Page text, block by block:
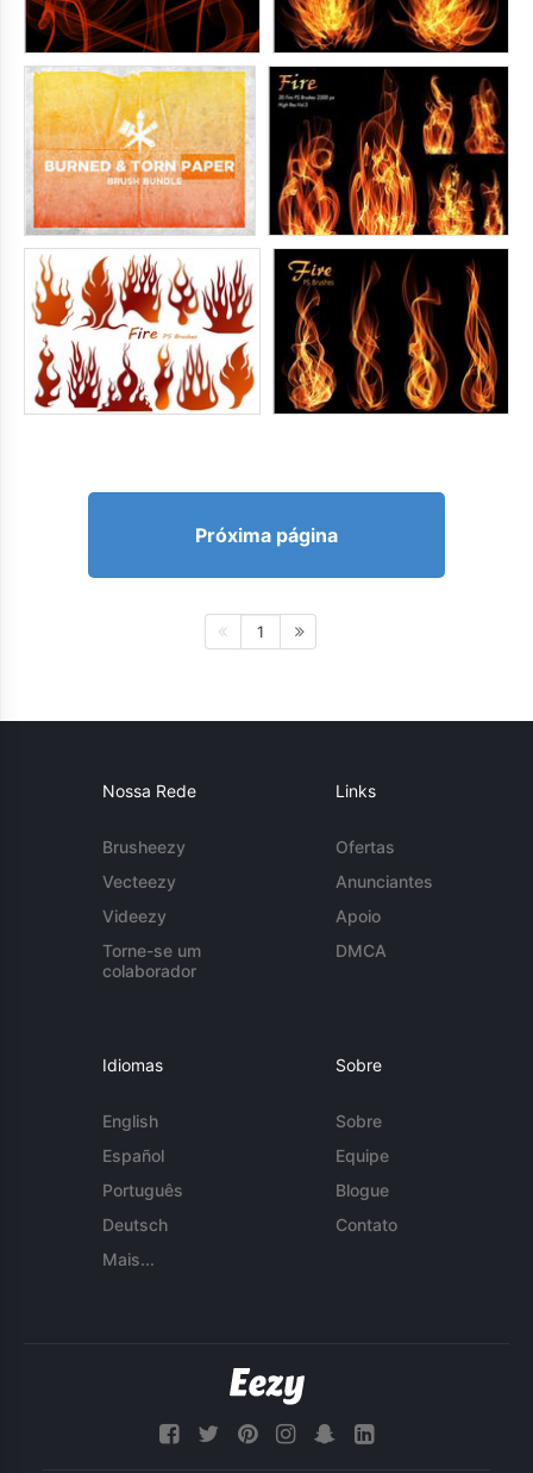
Próxima página
1
Nossa Rede
Brusheezy
Vecteezy
Videezy
Torne-se um
colaborador
Links
Ofertas
Anunciantes
Apoio
DMCA
Idiomas
English
Español
Português
Deutsch
Mais...
Sobre
Sobre
Equipe
Blogue
Contato